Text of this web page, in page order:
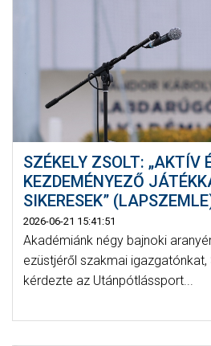
SZÉKELY ZSOLT: „AKTÍV
KEZDEMÉNYEZŐ
SIKERESEK”
2026-06-21 15:41:51
Akadémiánk négy bajnoki
ezüstjéről szakmai
kérdezte az Utánpótlássport...